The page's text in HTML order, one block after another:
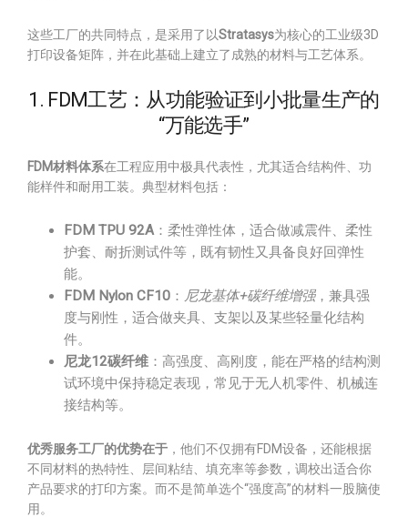
这些工厂的共同特点，是采用了以Stratasys为核心的工业级3D
打印设备矩阵，并在此基础上建立了成熟的材料与工艺体系。
1. FDM工艺：从功能验证到小批量生产的
“万能选手”
FDM材料体系在工程应用中极具代表性，尤其适合结构件、功
能样件和耐用工装。典型材料包括：
FDM TPU 92A：柔性弹性体，适合做减震件、柔性
护套、耐折测试件等，既有韧性又具备良好回弹性
能。
FDM Nylon CF10 ： 尼龙基体+碳纤维增强，兼具强
度与刚性，适合做夹具、支架以及某些轻量化结构
件。
尼龙12碳纤维 ：高强度、高刚度，能在严格的结构测
试环境中保持稳定表现，常见于无人机零件、机械连
接结构等。
优秀服务工厂的优势在于 ，他们不仅拥有FDM设备，还能根据
不同材料的热特性、层间粘结、填充率等参数，调校出适合你
产品要求的打印方案。而不是简单选个“强度高”的材料一股脑使
用。